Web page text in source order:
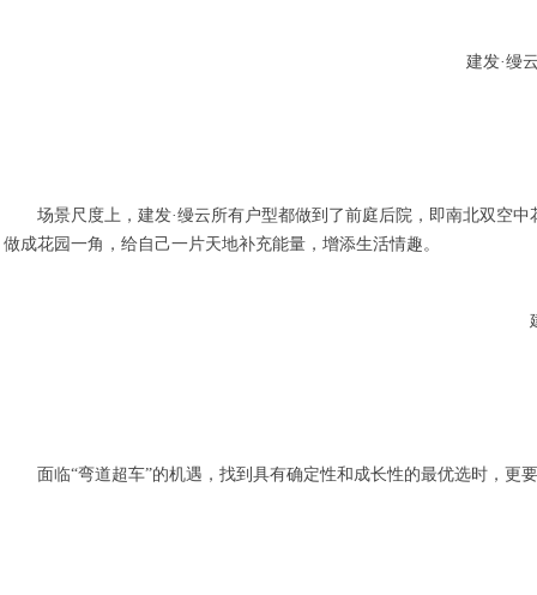
建发·缦
场景尺度上，建发·缦云所有户型都做到了前庭后院，即南北双空
做成花园一角，给自己一片天地补充能量，增添生活情趣。
面临“弯道超车”的机遇，找到具有确定性和成长性的最优选时，更